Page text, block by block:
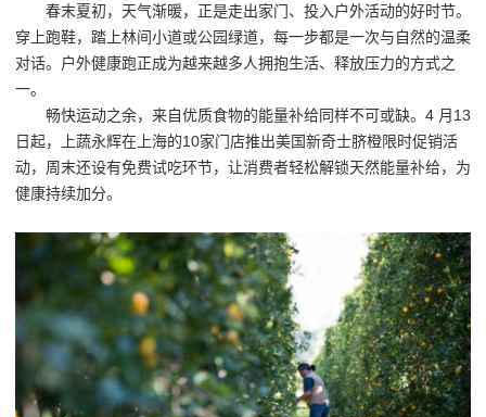
春末夏初，天气渐暖，正是走出家门、投入户外活动的好时节。
穿上跑鞋，踏上林间小道或公园绿道，每一步都是一次与自然的温柔
对话。户外健康跑正成为越来越多人拥抱生活、释放压力的方式之
一。
畅快运动之余，来自优质食物的能量补给同样不可或缺。4 月13
日起，上蔬永辉在上海的10家门店推出美国新奇士脐橙限时促销活
动，周末还设有免费试吃环节，让消费者轻松解锁天然能量补给，为
健康持续加分。